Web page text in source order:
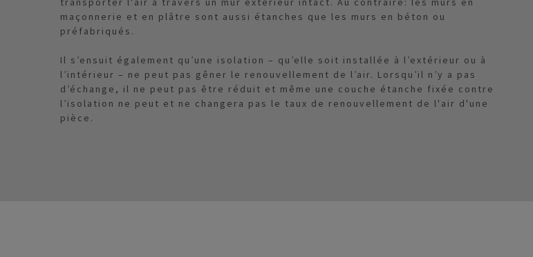
maçonnerie et en plâtre sont aussi étanches que les murs en béton ou
préfabriqués.
Il s’ensuit également qu’une isolation – qu’elle soit installée à l’extérieur ou à
l’intérieur – ne peut pas gêner le renouvellement de l’air. Lorsqu’il n’y a pas
d’échange, il ne peut pas être réduit et même une couche étanche fixée contre
l’isolation ne peut et ne changera pas le taux de renouvellement de l'air d'une
pièce.